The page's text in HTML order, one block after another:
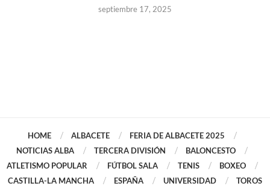
septiembre 17, 2025
HOME ALBACETE
FERIA DE ALBACETE 2025
NOTICIAS ALBA
TERCERA DIVISIÓN
BALONCESTO
ATLETISMO POPULAR
FÚTBOL SALA TENIS
BOXEO
CASTILLA-LA MANCHA
ESPAÑA UNIVERSIDAD TOROS